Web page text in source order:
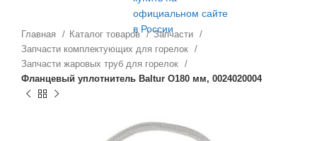
Главная Каталог товаров
Запчасти
Запчасти комплектующих для горелок
Запчасти жаровых труб для горелок
Фланцевый уплотнитель Baltur O180 мм, 0024020004